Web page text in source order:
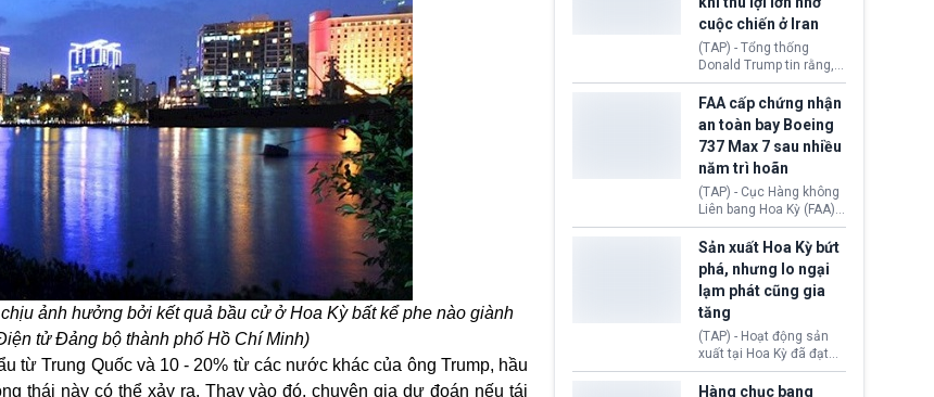
ảnh hưởng bởi kết quả bầu cử ở Hoa Kỳ bất kể phe nào giành
tử Đảng bộ thành phố Hồ Chí Minh)
từ Trung Quốc và 10 - 20% từ các nước khác của ông Trump, hầu
thái này có thể xảy ra. Thay vào đó, chuyên gia dự đoán nếu tái
cấm vào Trung Quốc tới
5 năm.
(Việt Nam) bóc gỡ.
cuộc chiến ở Iran
(TAP) - Tổng thống
Donald Trump tin rằng, 2
tập đoàn dầu khí
ExxonMobil và Chevron
đã thu về lợi nhuận quá
lớn nhờ giá dầu tăng
mạnh suốt thời gian Hoa
Kỳ xảy ra xung đột ở
Iran. Trên cơ sở đó, lãnh
đạo Nhà Trắng kêu gọi
các doanh nghiệp cần
giảm giá bán cho người
tiêu dùng.
FAA cấp chứng nhận
an toàn bay Boeing
737 Max 7 sau nhiều
năm trì hoãn
(TAP) - Cục Hàng không
Liên bang Hoa Kỳ (FAA)
vừa chính thức cấp
chứng nhận an toàn bay
cho Boeing 737 Max 7,
mẫu máy bay nhỏ nhất
trong dòng 737 Max
thuộc Boeing
Commercial Airplanes
(Boeing). Động thái này
chính thức khép lại gần
một thập kỷ trì hoãn chờ
Sản xuất Hoa Kỳ bứt
phá, nhưng lo ngại
lạm phát cũng gia
tăng
(TAP) - Hoạt động sản
xuất tại Hoa Kỳ đã đạt
tốc độ nhanh nhất trong
hơn 4 năm qua, cho
Hàng chục bang